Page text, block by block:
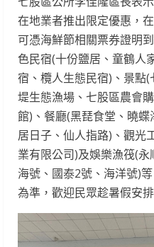
在地業者推出限定優惠，
可憑海鮮節相關票券證明
色民宿(十份鹽居、童鶴人
宿、欖人生態民宿)、景點
堤生態漁場、七股區農會
館)、餐廳(黑琵食堂、曉
居日子、仙人指路)、觀光
業有限公司)及娛樂漁筏(
海號、國泰2號、海洋號)
為準，歡迎民眾趁暑假安